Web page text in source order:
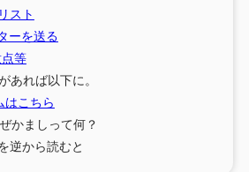
スト
ーを送る
等
あれば以下に。
はこちら
かましって何？
逆から読むと